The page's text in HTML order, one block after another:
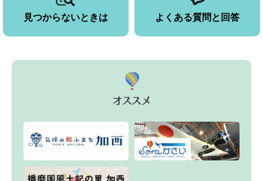
見つからないときは よくある質問と回答